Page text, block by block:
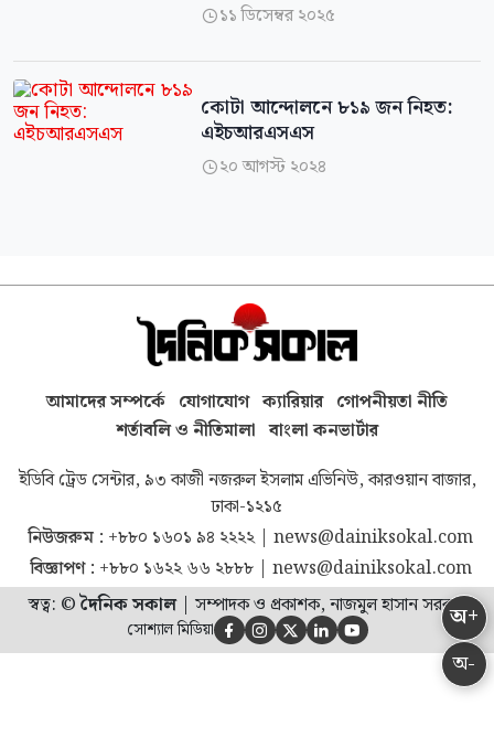
১১ ডিসেম্বর ২০২৫
কোটা আন্দোলনে ৮১৯ জন নিহত:
এইচআরএসএস
২০ আগস্ট ২০২৪
অ-
অ+
আমাদের সম্পর্কে যোগাযোগ ক্যারিয়ার গোপনীয়তা নীতি
শর্তাবলি ও নীতিমালা বাংলা কনভার্টার
ইডিবি ট্রেড সেন্টার, ৯৩ কাজী নজরুল ইসলাম এভিনিউ, কারওয়ান বাজার,
ঢাকা-১২১৫
নিউজরুম : +৮৮০ ১৬০১ ৯৪ ২২২২| news@dainiksokal.com
বিজ্ঞাপণ : +৮৮০ ১৬২২ ৬৬ ২৮৮৮| news@dainiksokal.com
স্বত্ব: ©দৈনিক সকাল| সম্পাদক ও প্রকাশক, নাজমুল হাসান সরকার
সোশ্যাল মিডিয়া     